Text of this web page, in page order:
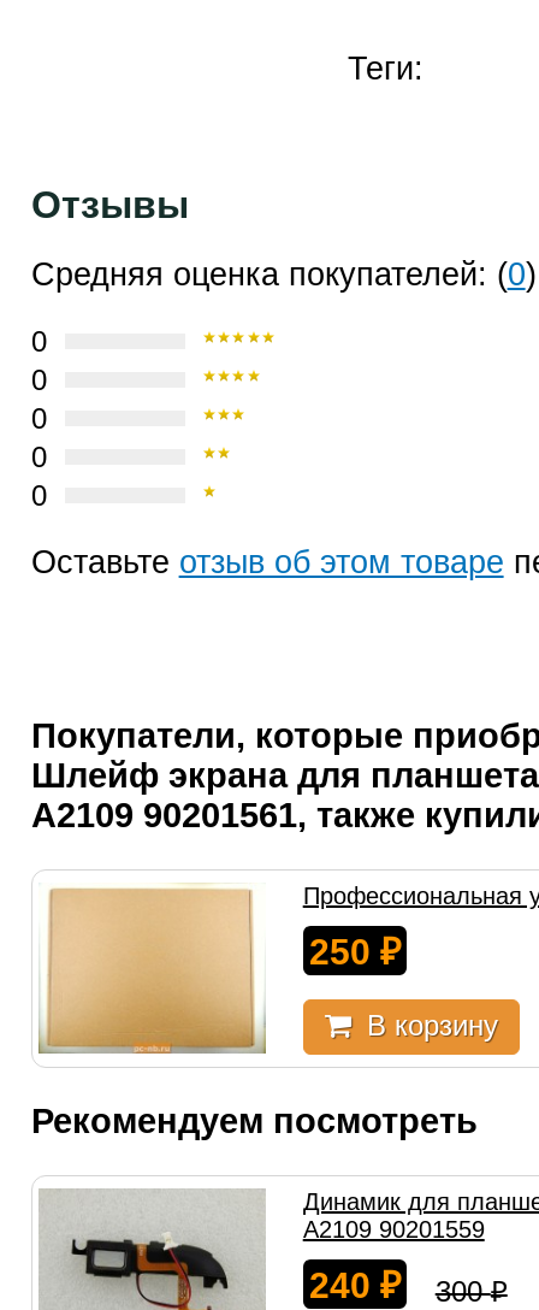
Теги:
Отзывы
Средняя оценка покупателей: (0)
0
0
0
0
0
Оставьте отзыв об этом товаре
Покупатели, которые
Шлейф экрана для
A2109 90201561, также
Профессиональная
250 ₽
В корзину
Рекомендуем посмотреть
Динамик для
A2109 90201559
240 ₽ 300₽